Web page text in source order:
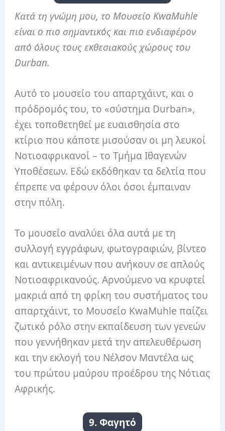
Κατά τη γνώμη μου, το Μουσείο KwaMuhle
είναι ο πιο σημαντικός και πιο ενδιαφέρον
από όλους τους εκθεσιακούς χώρους του
Durban.
Αυτό το μουσείο του απαρτχάιντ, και ο
πρόδρομός του, το «σύστημα Durban»,
έχει τοποθετηθεί με ευαισθησία στο
κτίριο που κάποτε μισούσαν οι μη λευκοί
Νοτιοαφρικανοί – το Τμήμα Ιθαγενών
Υποθέσεων. Εδώ εκδόθηκαν τα δελτία που
έπρεπε να φέρουν όλοι όσοι έμπαιναν
στην πόλη.
Το μουσείο αναλύει όλα αυτά με τη
συλλογή εγγράφων, φωτογραφιών, βίντεο
και αντικειμένων που ανήκουν σε απλούς
Νοτιοαφρικανούς. Αρνούμενο να κρυφτεί
μακριά από τη φρίκη του συστήματος του
απαρτχάιντ, το Μουσείο KwaMuhle παίζει
ζωτικό ρόλο στην εκπαίδευση των γενεών
που γεννήθηκαν μετά την απελευθέρωση
και την εκλογή του Νέλσον Μαντέλα ως
του πρώτου μαύρου προέδρου της Νότιας
Αφρικής.
9. Φαγητό